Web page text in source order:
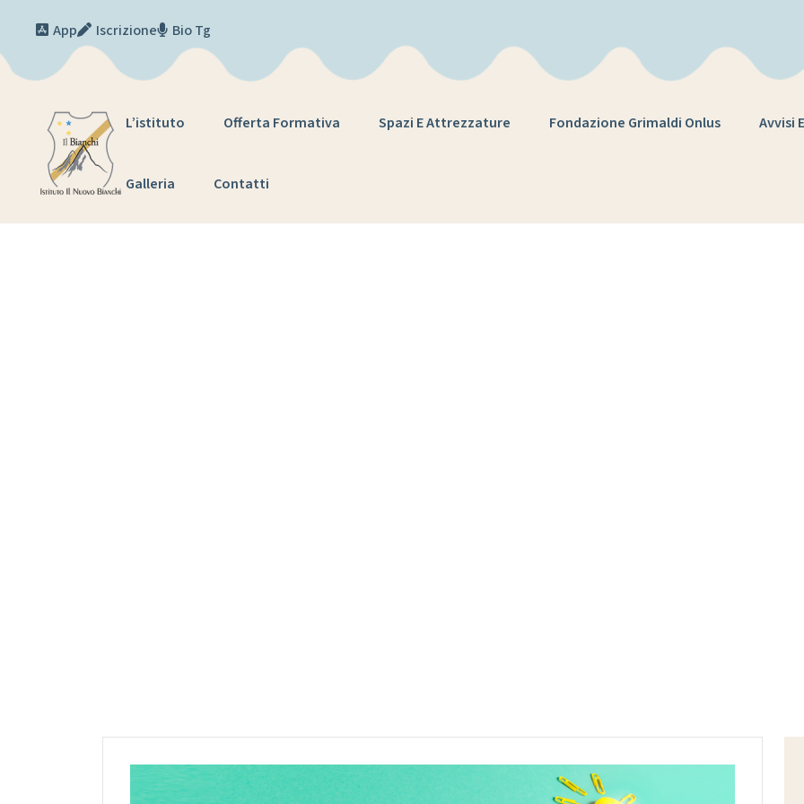
App
Iscrizione Bio Tg
L’istituto Offerta Formativa Spazi E Attrezzature Fondazione Grimaldi Onlus Avvisi
Galleria Contatti